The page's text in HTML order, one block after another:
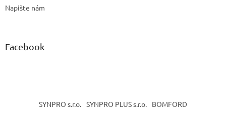
Napište nám
Facebook
SYNPRO s.r.o. SYNPRO PLUS s.r.o. BOMFORD